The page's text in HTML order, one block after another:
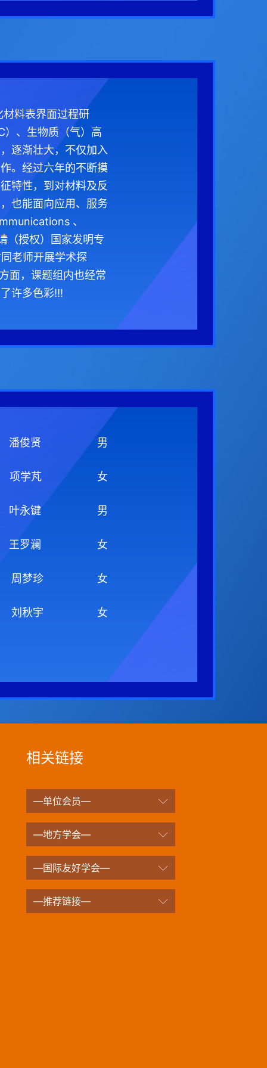
料表界面过程研
）、生物质（气）高
逐渐壮大，不仅加入
。经过六年的不断摸
特性，到对材料及反
也能面向应用、服务
、
（授权）国家发明专
老师开展学术探
面，课题组内也经常
许多色彩!!!
潘俊贤 男
项学芃 女
叶永键 男
王罗澜 女
周梦珍 女
刘秋宇 女
相关链接
—单位会员—
—地方学会—
—国际友好学会—
—推荐链接—